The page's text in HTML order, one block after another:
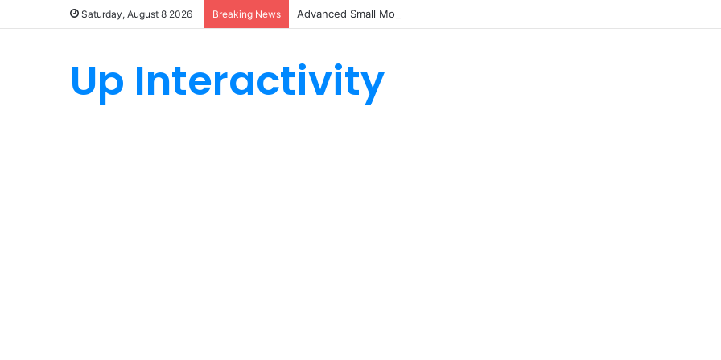
Saturday, August 8 2026 Breaking News Advanced Small Molecule Drug Discovery Technology Platform for AI-Guided
Up Interactivity